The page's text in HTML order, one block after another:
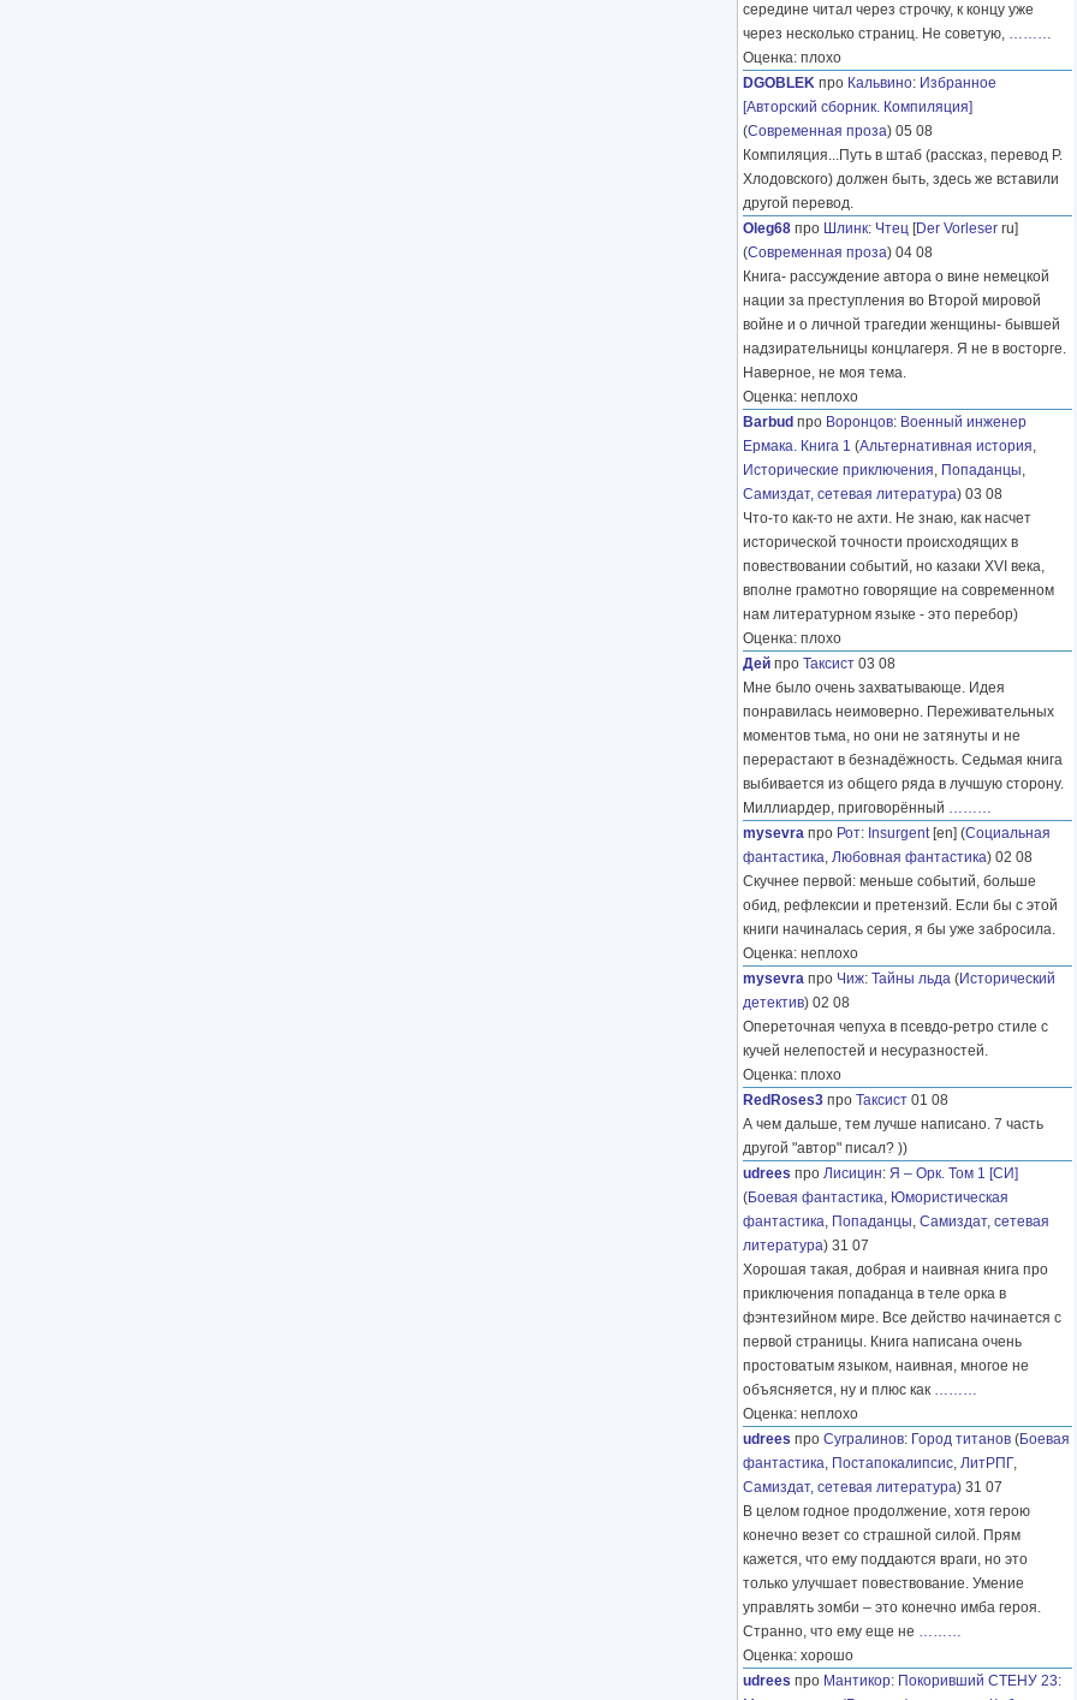
середине читал через строчку, к концу уже
через несколько страниц. Не советую, ………
Оценка: плохо
DGOBLEK про Кальвино: Избранное
[Авторский сборник. Компиляция]
(Современная проза) 05 08
Компиляция...Путь в штаб (рассказ, перевод Р.
Хлодовского) должен быть, здесь же вставили
другой перевод.
Oleg68 про Шлинк: Чтец [Der Vorleser ru]
(Современная проза) 04 08
Книга- рассуждение автора о вине немецкой
нации за преступления во Второй мировой
войне и о личной трагедии женщины- бывшей
надзирательницы концлагеря. Я не в восторге.
Наверное, не моя тема.
Оценка: неплохо
Barbud про Воронцов: Военный инженер
Ермака. Книга 1 (Альтернативная история,
Исторические приключения, Попаданцы,
Самиздат, сетевая литература) 03 08
Что-то как-то не ахти. Не знаю, как насчет
исторической точности происходящих в
повествовании событий, но казаки XVI века,
вполне грамотно говорящие на современном
нам литературном языке - это перебор)
Оценка: плохо
Дей про Таксист 03 08
Мне было очень захватывающе. Идея
понравилась неимоверно. Переживательных
моментов тьма, но они не затянуты и не
перерастают в безнадёжность. Седьмая книга
выбивается из общего ряда в лучшую сторону.
Миллиардер, приговорённый ………
mysevra про Рот: Insurgent[en] (Социальная
фантастика, Любовная фантастика) 02 08
Скучнее первой: меньше событий, больше
обид, рефлексии и претензий. Если бы с этой
книги начиналась серия, я бы уже забросила.
Оценка: неплохо
mysevra про Чиж: Тайны льда (Исторический
детектив) 02 08
Опереточная чепуха в псевдо-ретро стиле с
кучей нелепостей и несуразностей.
Оценка: плохо
RedRoses3 про Таксист 01 08
А чем дальше, тем лучше написано. 7 часть
другой "автор" писал? ))
udrees про Лисицин: Я – Орк. Том 1 [СИ]
(Боевая фантастика, Юмористическая
фантастика, Попаданцы, Самиздат, сетевая
литература) 31 07
Хорошая такая, добрая и наивная книга про
приключения попаданца в теле орка в
фэнтезийном мире. Все действо начинается с
первой страницы. Книга написана очень
простоватым языком, наивная, многое не
объясняется, ну и плюс как ………
Оценка: неплохо
udrees про Сугралинов: Город титанов (Боевая
фантастика, Постапокалипсис, ЛитРПГ,
Самиздат, сетевая литература) 31 07
В целом годное продолжение, хотя герою
конечно везет со страшной силой. Прям
кажется, что ему поддаются враги, но это
только улучшает повествование. Умение
управлять зомби – это конечно имба героя.
Странно, что ему еще не ………
Оценка: хорошо
udrees про Мантикор: Покоривший СТЕНУ 23: